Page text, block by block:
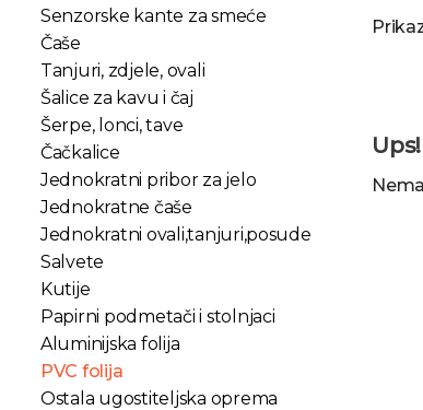
Senzorske kante za smeće
Čaše
Tanjuri, zdjele, ovali
Šalice za kavu i čaj
Šerpe, lonci, tave
Čačkalice
Jednokratni pribor za jelo
Jednokratne čaše
Jednokratni ovali,tanjuri,posude
Salvete
Kutije
Papirni podmetači i stolnjaci
Aluminijska folija
PVC folija
Ostala ugostiteljska oprema
Ups!